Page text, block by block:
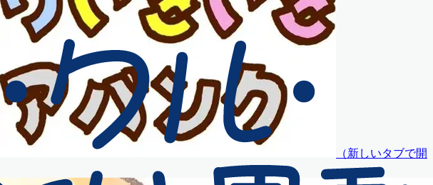
（新しいタブで開